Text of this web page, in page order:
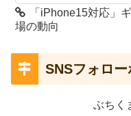
「iPhone15対応」
場の動向
SNSフォロー
ぶちく